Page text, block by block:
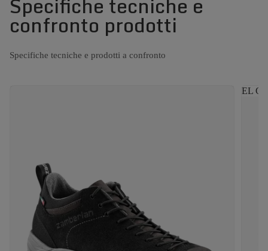
confronto prodotti
Specifiche tecniche e prodotti a confronto
EL